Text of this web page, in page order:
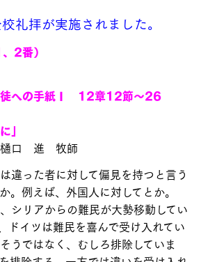
礼拝が実施されました。
2番）
徒への手紙Ⅰ 12章12節～26
に」
樋口 進 牧師
違った者に対して偏見を持つと言う
。例えば、外国人に対してとか。
シリアからの難民が大勢移動してい
ドイツは難民を喜んで受け入れてい
うではなく、むしろ排除していま